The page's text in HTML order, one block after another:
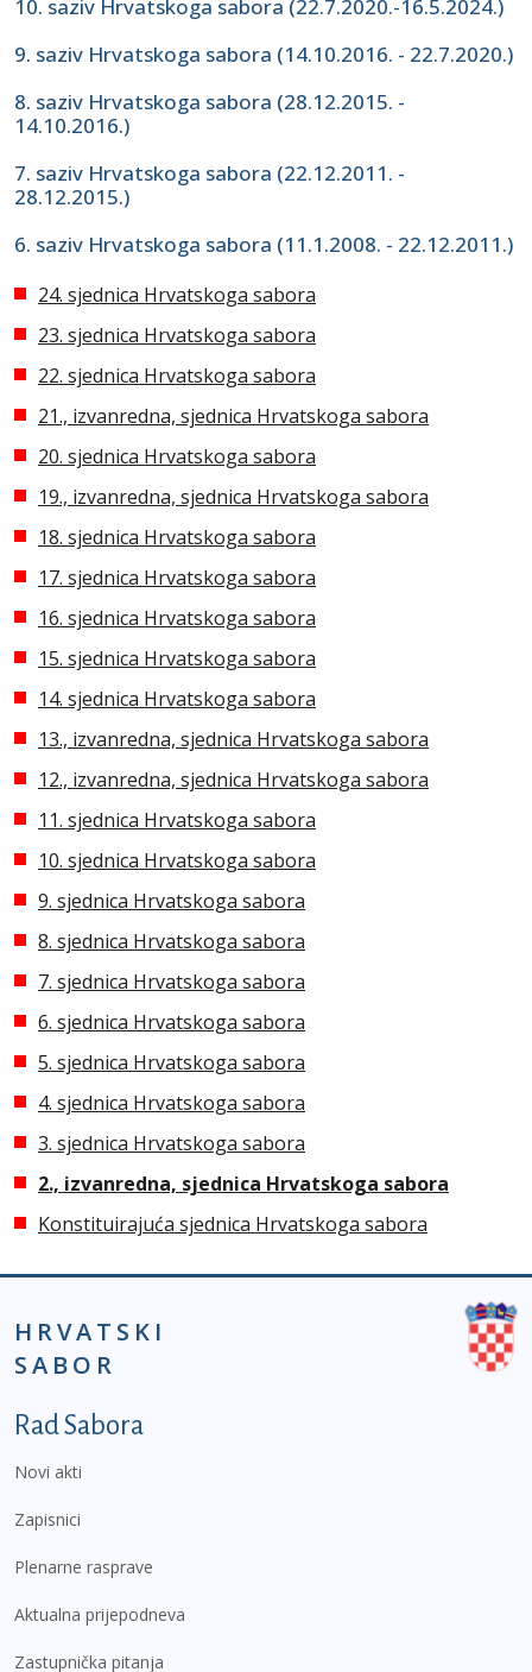
10. saziv Hrvatskoga sabora (22.7.2020.-16.5.2024.)
9. saziv Hrvatskoga sabora (14.10.2016. - 22.7.2020.)
8. saziv Hrvatskoga sabora (28.12.2015. -
14.10.2016.)
7. saziv Hrvatskoga sabora (22.12.2011. -
28.12.2015.)
6. saziv Hrvatskoga sabora (11.1.2008. - 22.12.2011.)
24. sjednica Hrvatskoga sabora
23. sjednica Hrvatskoga sabora
22. sjednica Hrvatskoga sabora
21., izvanredna, sjednica Hrvatskoga sabora
20. sjednica Hrvatskoga sabora
19., izvanredna, sjednica Hrvatskoga sabora
18. sjednica Hrvatskoga sabora
17. sjednica Hrvatskoga sabora
16. sjednica Hrvatskoga sabora
15. sjednica Hrvatskoga sabora
14. sjednica Hrvatskoga sabora
13., izvanredna, sjednica Hrvatskoga sabora
12., izvanredna, sjednica Hrvatskoga sabora
11. sjednica Hrvatskoga sabora
10. sjednica Hrvatskoga sabora
9. sjednica Hrvatskoga sabora
8. sjednica Hrvatskoga sabora
7. sjednica Hrvatskoga sabora
6. sjednica Hrvatskoga sabora
5. sjednica Hrvatskoga sabora
4. sjednica Hrvatskoga sabora
3. sjednica Hrvatskoga sabora
2., izvanredna, sjednica Hrvatskoga sabora
Konstituirajuća sjednica Hrvatskoga sabora
HRVATSKI
SABOR
Podnožje prvi izbornik
Rad Sabora
Novi akti
Zapisnici
Plenarne rasprave
Aktualna prijepodneva
Zastupnička pitanja